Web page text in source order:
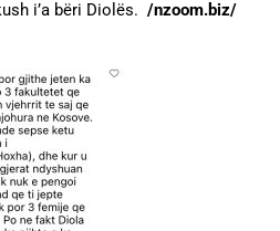
i’a bëri Diolës. /nzoom.biz/